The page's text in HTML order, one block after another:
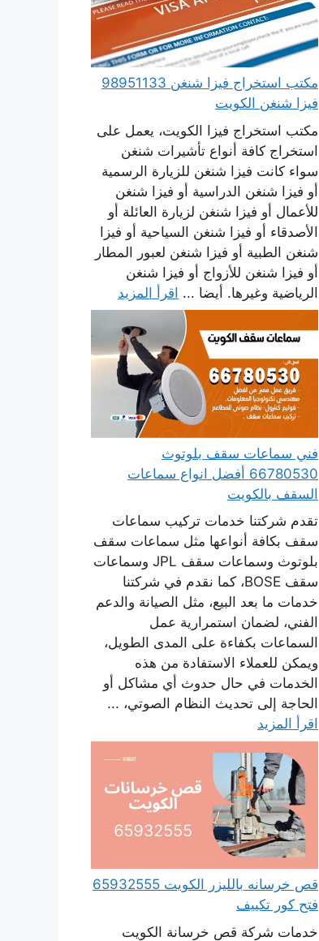
مكتب استخراج فيزا شنغن 98951133
فيزا شنغن الكويت
مكتب استخراج فيزا الكويت، يعمل على
استخراج كافة أنواع تأشيرات شنغن
سواء كانت فيزا شنغن للزيارة الرسمية
أو فيزا شنغن الدراسية أو فيزا شنغن
للأعمال أو فيزا شنغن لزيارة العائلة أو
الأصدقاء أو فيزا شنغن السياحية أو فيزا
شنغن الطبية أو فيزا شنغن لعبور المطار
أو فيزا شنغن للأزواج أو فيزا شنغن
الرياضية وغيرها. أيضا ... اقرأ المزيد
فني سماعات سقف بلوتوث
66780530 أفضل انواع سماعات
السقف بالكويت
تقدم شركتنا خدمات تركيب سماعات
سقف بكافة أنواعها مثل سماعات سقف
بلوتوث وسماعات سقف JPL وسماعات
سقف BOSE، كما نقدم في شركتنا
خدمات ما بعد البيع، مثل الصيانة والدعم
الفني، لضمان استمرارية عمل
السماعات بكفاءة على المدى الطويل،
ويمكن للعملاء الاستفادة من هذه
الخدمات في حال حدوث أي مشاكل أو
الحاجة إلى تحديث النظام الصوتي، ...
اقرأ المزيد
قص خرسانه بالليزر الكويت 65932555
فتح كور تكييف
خدمات شركة قص خرسانة الكويت